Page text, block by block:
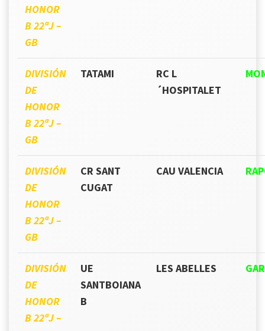
HONOR
B 22ªJ –
GB
DIVISIÓN
DE
HONOR
B 22ªJ –
GB
TATAMI
RC L
´HOSPITALET
DIVISIÓN
DE
HONOR
B 22ªJ –
GB
CR SANT
CUGAT
CAU VALENCIA
DIVISIÓN
DE
HONOR
B 22ªJ –
UE
SANTBOIANA
B
LES ABELLES